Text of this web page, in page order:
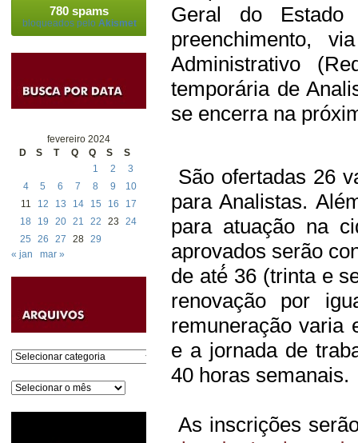
780 spams
bloqueados pelo Akismet
fevereiro 2024
D
S T Q Q S
S
1
2
3
4
5 6 7 8 9
10
11
12 13 14 15 16
17
18
19 20 21 22 23
24
25
26 27 28 29
« jan
mar »
Categorias
Arquivos
Geral do
preenchimento,
Administrativo
temporária de
se encerra na
São ofertadas 26
para Analistas.
para atuação na
aprovados serão
de até́ 36 (trinta e
renovação por
remuneração varia
e a jornada de
40 horas semanais.
As inscrições